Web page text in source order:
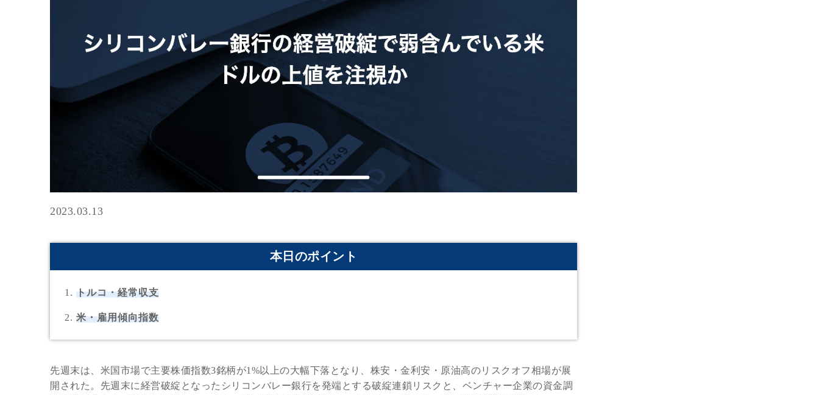
2023.03.13
本日のポイント
トルコ・経常収支
米・雇用傾向指数
先週末は、米国市場で主要株価指数3銘柄が1%以上の大幅下落となり、株安・金利安・原油高のリスクオフ相場が展
開された。先週末に経営破綻となったシリコンバレー銀行を発端とする破綻連鎖リスクと、ベンチャー企業の資金調